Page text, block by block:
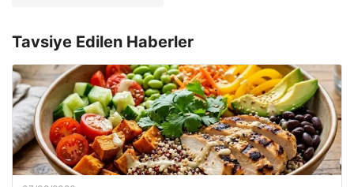
Tavsiye Edilen Haberler